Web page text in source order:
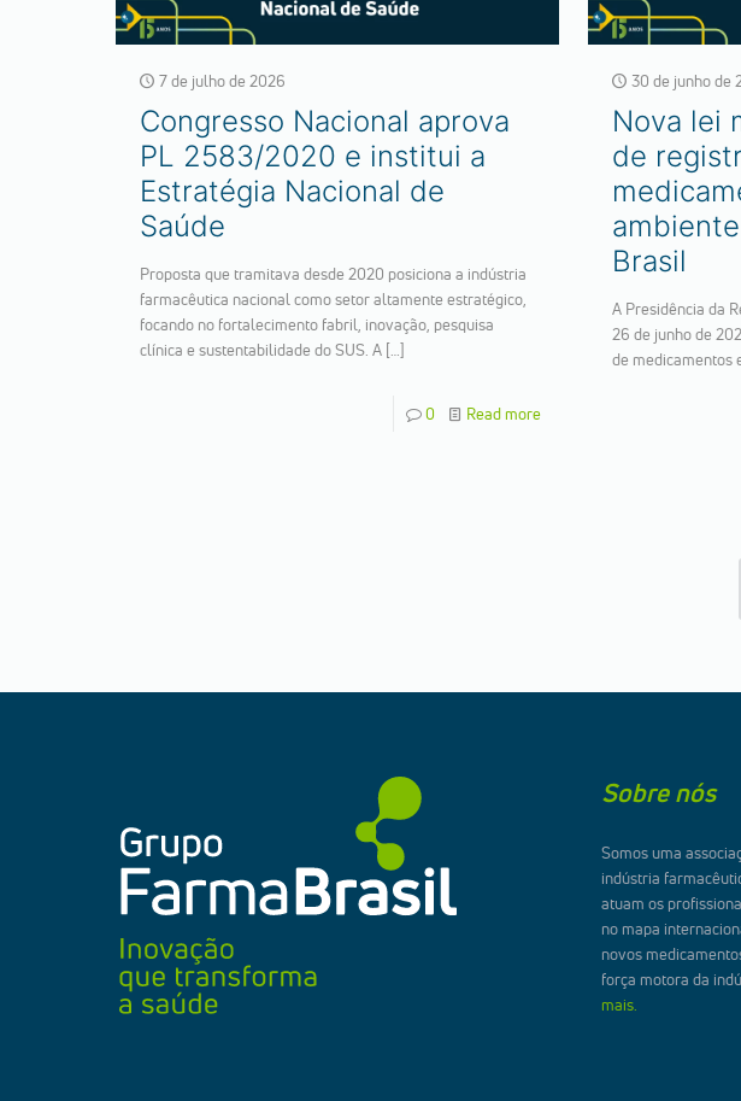
7 de julho de 2026
Congresso Nacional aprova
PL 2583/2020 e institui a
Estratégia Nacional de
Saúde
Proposta que tramitava desde 2020 posiciona a indústria
farmacêutica nacional como setor altamente estratégico,
focando no fortalecimento fabril, inovação, pesquisa
clínica e sustentabilidade do SUS. A[…]
0 Read more
30 de junho de
Nova lei
de
Brasil
A Presidência da
26 de junho de
de medicamentos
Sobre nós
Somos uma
indústria
atuam os
no mapa
novos
força motora da
mais.